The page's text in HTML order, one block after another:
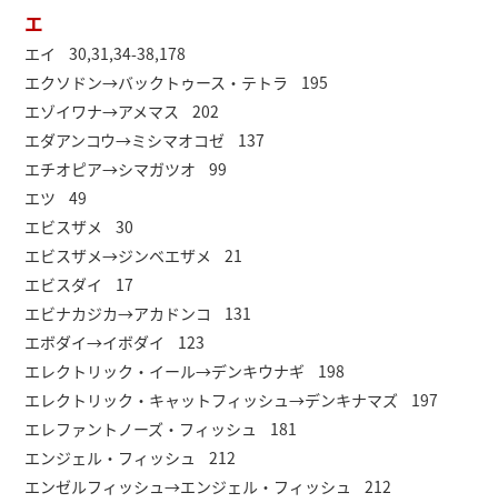
エ
エイ 30,31,34-38,178
エクソドン→バックトゥース・テトラ 195
エゾイワナ→アメマス 202
エダアンコウ→ミシマオコゼ 137
エチオピア→シマガツオ 99
エツ 49
エビスザメ 30
エビスザメ→ジンベエザメ 21
エビスダイ 17
エビナカジカ→アカドンコ 131
エボダイ→イボダイ 123
エレクトリック・イール→デンキウナギ 198
エレクトリック・キャットフィッシュ→デンキナマズ 197
エレファントノーズ・フィッシュ 181
エンジェル・フィッシュ 212
エンゼルフィッシュ→エンジェル・フィッシュ 212